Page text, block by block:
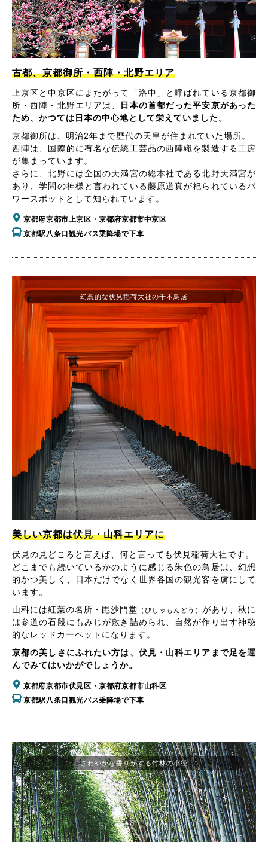
古都、京都御所・西陣・北野エリア
上京区と中京区にまたがって「洛中」と呼ばれている京都御
所・西陣・北野エリアは、
日本の首都だった平安京があった
ため、かつては日本の中心地として栄えていました。
京都御所は、明治2年まで歴代の天皇が住まれていた場所。
西陣は、国際的に有名な伝統工芸品の西陣織を製造する工房
が集まっています。
さらに、北野には全国の天満宮の総本社である北野天満宮が
あり、学問の神様と言われている藤原道真が祀られているパ
ワースポットとして知られています。
京都府京都市上京区・京都府京都市中京区
京都駅八条口観光バス乗降場で下車
美しい京都は伏見・山科エリアに
伏見の見どころと言えば、何と言っても伏見稲荷大社です。
どこまでも続いているかのように感じる朱色の鳥居は、幻想
的かつ美しく、日本だけでなく世界各国の観光客を虜にして
います。
山科には紅葉の名所・毘沙門堂 （びしゃもんどう） があり、秋に
は参道の石段にもみじが敷き詰められ、自然が作り出す神秘
的なレッドカーペットになります。
京都の美しさにふれたい方は、伏見・山科エリアまで足を運
んでみてはいかがでしょうか。
京都府京都市伏見区・京都府京都市山科区
京都駅八条口観光バス乗降場で下車
幻想的な伏見稲荷大社の千本鳥居
さわやかな香りがする竹林の小径